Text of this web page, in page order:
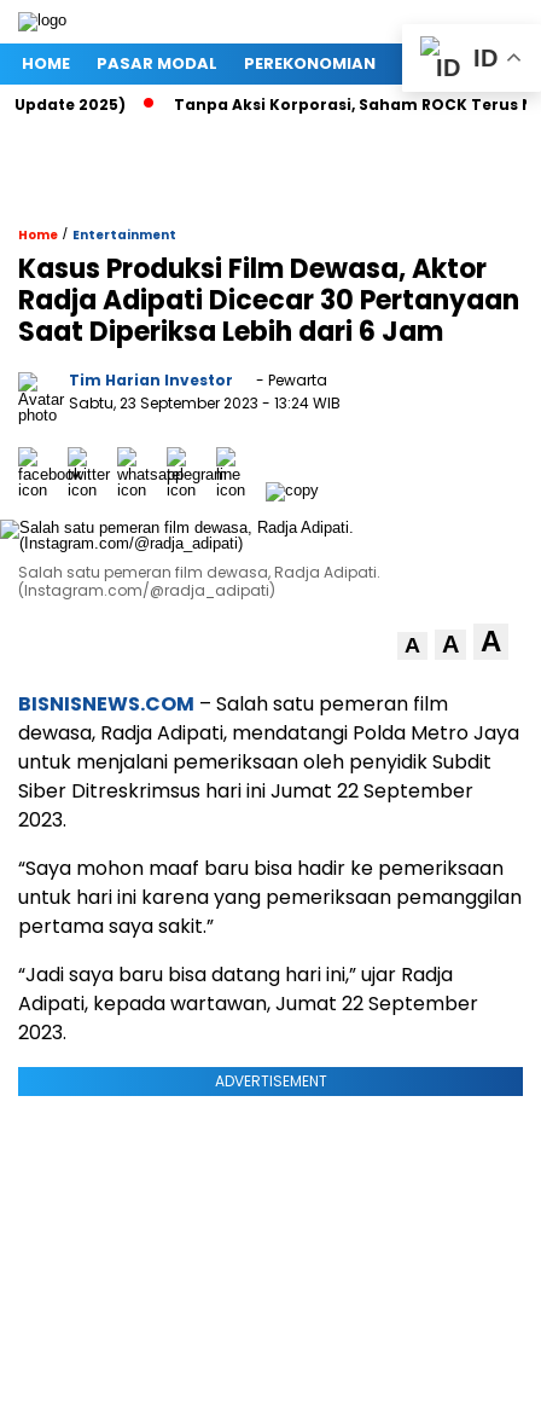
HOME PASAR MODAL PEREKONOMIAN NASIONAL
2025) Tanpa Aksi Korporasi, Saham ROCK Terus
Home / Entertainment
Kasus Produksi Film Dewasa, Aktor
Radja Adipati Dicecar 30 Pertanyaan
Saat Diperiksa Lebih dari 6 Jam
Tim Harian Investor
- Pewarta
Sabtu, 23 September 2023 - 13:24 WIB
Salah satu pemeran film dewasa, Radja Adipati.
(Instagram.com/@radja_adipati)
A A A
BISNISNEWS.COM – Salah satu pemeran film
dewasa, Radja Adipati, mendatangi Polda Metro Jaya
untuk menjalani pemeriksaan oleh penyidik Subdit
Siber Ditreskrimsus hari ini Jumat 22 September
2023.
“Saya mohon maaf baru bisa hadir ke pemeriksaan
untuk hari ini karena yang pemeriksaan pemanggilan
pertama saya sakit.”
“Jadi saya baru bisa datang hari ini,” ujar Radja
Adipati, kepada wartawan, Jumat 22 September
2023.
ADVERTISEMENT
ID